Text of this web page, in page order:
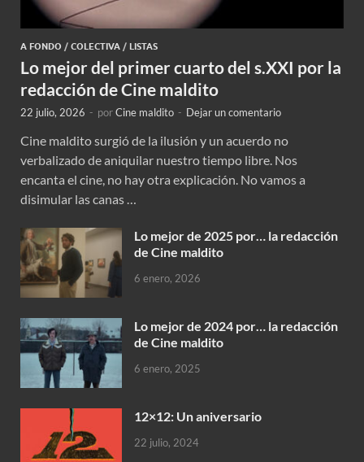
A FONDO / COLECTIVA / LISTAS
Lo mejor del primer cuarto del s.XXI por la
redacción de Cine maldito
22 julio, 2026 - porCine maldito - Dejar un comentario
Cine maldito surgió de la ilusión y un acuerdo no
verbalizado de aniquilar nuestro tiempo libre. Nos
encanta el cine, no hay otra explicación. No vamos a
disimular las canas …
Lo mejor de 2025 por… la redacción
de Cine maldito
6 enero, 2026
Lo mejor de 2024 por… la redacción
de Cine maldito
6 enero, 2025
12×12: Un aniversario
22 julio, 2024